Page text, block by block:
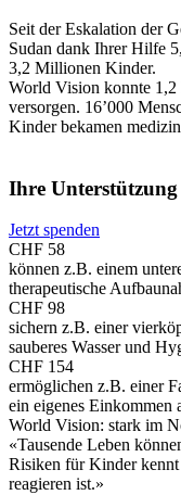
Seit der Eskalation der
Sudan dank Ihrer Hilfe
3,2 Millionen Kinder.
World Vision konnte
versorgen. 16’000
Kinder bekamen
Ihre
Jetzt spenden
CHF 58
können z.B. einem
therapeutische
CHF 98
sichern z.B. einer
sauberes Wasser und
CHF 154
ermöglichen z.B. einer
ein eigenes Einkommen
World Vision: stark im
«Tausende Leben
Risiken für Kinder
reagieren ist.»